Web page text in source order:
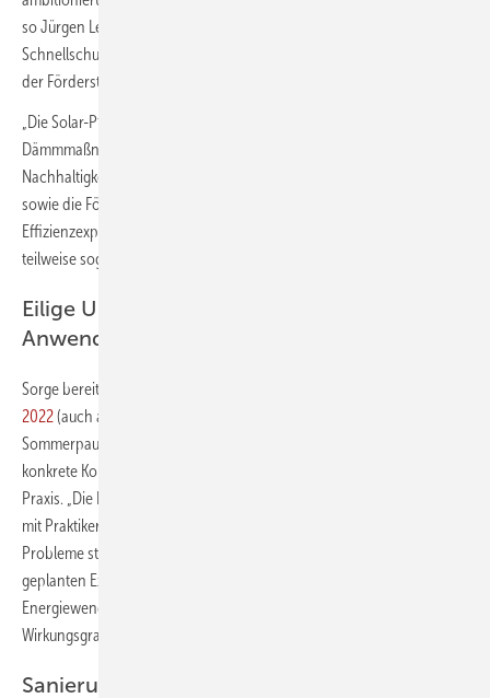
so Jürgen Leppig. Der Vorsitzende des GIH warnt jedoch vor einem
Schnellschuss und rät eindringlich von der sofortigen Abschaffung
der Förderstandards KfW-100 und KfW-85 im Bestand ab.
„Die Solar-Pflicht für Neubauten, der auf 30 % erhöhte Fördersatz für
Dämmmaßnahmen, zusätzliche Boni für erneuerbare Energien und
Nachhaltigkeit, die Stärkung des individuellen Sanierungsfahrplans
sowie die Förderung der Aus- und Weiterbildung von
Effizienzexperten sind allesamt Maßnahmen, die wir unterstützen und
teilweise sogar schon seit Langem gefordert haben“, freut sich Leppig.
Eilige Umsetzung verursacht häufig
Anwendungsprobleme
Sorge bereite dem GIH jedoch, dass das
2022(auch als Klimapakt bezeichnet) wohl noch vor der
Sommerpause vom Kabinett beschlossen werden soll – ohne die
konkrete Konsultation einschlägiger Experten aus Wissenschaft und
Praxis. „Die Erfahrung zeigt, dass Gesetze und Regelungen, die nicht
mit Praktikern diskutiert wurden, in der Regel bei ihrer Anwendung auf
Probleme stoßen“, warnt Leppig. Beispielsweise müsse bei der
geplanten Extra-Förderung von – in vielen Fällen für die
Energiewende sehr wichtigen – Wärmepumpen ein bestimmter
Wirkungsgrad vorgeschrieben sein.
Sanierung zum Effizienzhaus KfW-70 ist oft